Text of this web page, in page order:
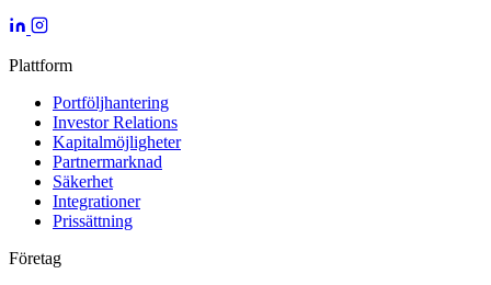
Plattform
Portföljhantering
Investor Relations
Kapitalmöjligheter
Partnermarknad
Säkerhet
Integrationer
Prissättning
Företag